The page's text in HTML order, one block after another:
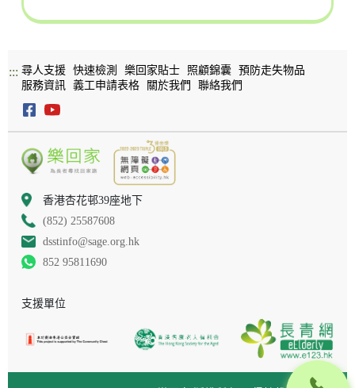
::: 尋人支援 快速檢測 樂回家貼士 照顧錦囊
預防走失物品
服務資訊
義工申請表格 關於我們 聯絡我們
香港杏花邨39座地下
(852) 25587608
dsstinfo@sage.org.hk
852 95811690
支援單位